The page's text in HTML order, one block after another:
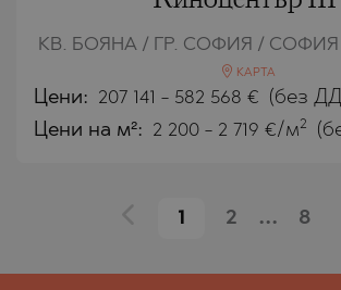
КВ. БОЯНА / ГР. СОФИЯ / СОФИЯ
КАРТА
Цени: 207 141 - 582 568 € (без
Цени на м²: 2 200 - 2 719 €/м2
1 2 ... 8